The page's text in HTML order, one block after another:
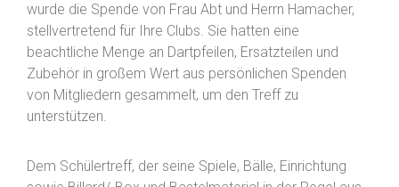
wurde die Spende von Frau Abt und Herrn Hamacher,
stellvertretend für Ihre Clubs. Sie hatten eine
beachtliche Menge an Dartpfeilen, Ersatzteilen und
Zubehör in großem Wert aus persönlichen Spenden
von Mitgliedern gesammelt, um den Treff zu
unterstützen.
Dem Schülertreff, der seine Spiele, Bälle, Einrichtung